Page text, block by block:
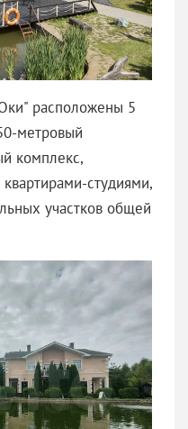
расположены 5
метровый
комплекс,
студиями,
участков общей